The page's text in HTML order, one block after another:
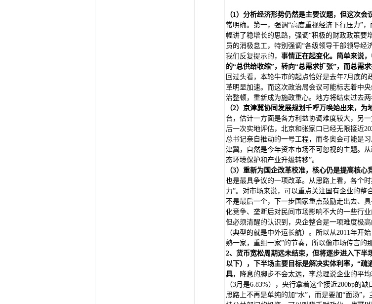
（1）分析经济形势仍然是主要议题，但这次会
常明确。第一，强调“高度重视经济下行压力”
幅讲了稳增长的思路，强调“积极的财政政策要
员的消极怠工，特别强调“各级领导干部领导经
我们反复提示的， 事情正在起变化。简单来说
的“总供给收缩”，转向“总需求扩张”，而总需
回过头看，本轮牛市的起点恰好是去年7月底
革明显加速。而这次政治局会议可能标志着中
治整顿，重新成为施政重心。地方将结束过去两
（2）京津冀协同发展规划千呼万唤始出来，为
台，估计一方面是各方利益协调难度较大，另
后一次实地评估，北京和张家口已经无限接近
总书记亲自推动的一号工程，而冬奥会可能是
津冀，自然是今年资本市场不可忽视的主题。
态环境保护和产业升级转移”。
（3）重新为国企改革校准，核心仍是提高核心
也是最具争议的一项改革。从思路上看，各个
力”。对市场来说，可以重点关注国有企业的
不是最后一个，下一步国家重点鼓励走出去、
化竞争、垄断后对民间市场影响不大的一些行业
但必须清醒的认识到，央企整合是一项难度极
（典型的就是中外运长航）。所以从2011年开
熟一家，重组一家”的节奏，所以像市场传言的
2、货币宽松周期远未结束，但将逐步进入下半
以下），下半场主要目标是解决实体利率，“
具，降息的脚步不会太远，李总理说企业的平
（3月是6.83%），央行拿着这个接近200bp的
思路上不再是单纯的加“水”，而是要加“面汤”